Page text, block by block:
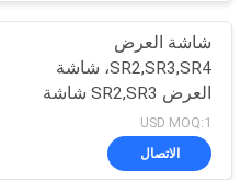
شاشة العرض
SR2,SR3,SR4، شاشة
العرض SR2,SR3 شاشة
العرض CA-8452372
شاشة LCD من نوع العرض
الأخضر لـ THERMO KING
USD MOQ:1
الاتصال